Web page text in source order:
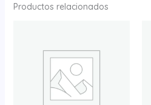
Productos relacionados